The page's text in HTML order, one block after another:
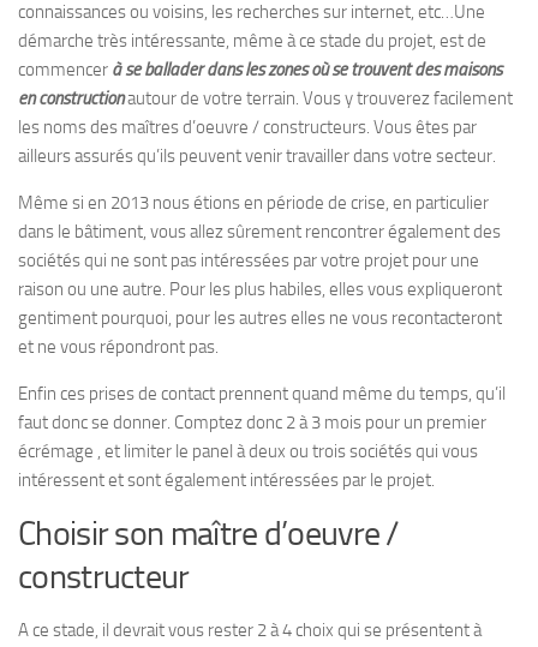
connaissances ou voisins, les recherches sur internet, etc…Une
démarche très intéressante, même à ce stade du projet, est de
commencer à se ballader dans les zones où se trouvent des maisons
en constructionautour de votre terrain. Vous y trouverez facilement
les noms des maîtres d’oeuvre / constructeurs. Vous êtes par
ailleurs assurés qu’ils peuvent venir travailler dans votre secteur.
Même si en 2013 nous étions en période de crise, en particulier
dans le bâtiment, vous allez sûrement rencontrer également des
sociétés qui ne sont pas intéressées par votre projet pour une
raison ou une autre. Pour les plus habiles, elles vous expliqueront
gentiment pourquoi, pour les autres elles ne vous recontacteront
et ne vous répondront pas.
Enfin ces prises de contact prennent quand même du temps, qu’il
faut donc se donner. Comptez donc 2 à 3 mois pour un premier
écrémage , et limiter le panel à deux ou trois sociétés qui vous
intéressent et sont également intéressées par le projet.
Choisir son maître d’oeuvre /
constructeur
A ce stade, il devrait vous rester 2 à 4 choix qui se présentent à